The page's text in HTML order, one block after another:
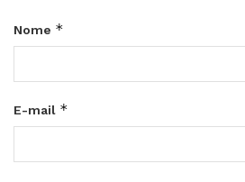
Nome *
E-mail *